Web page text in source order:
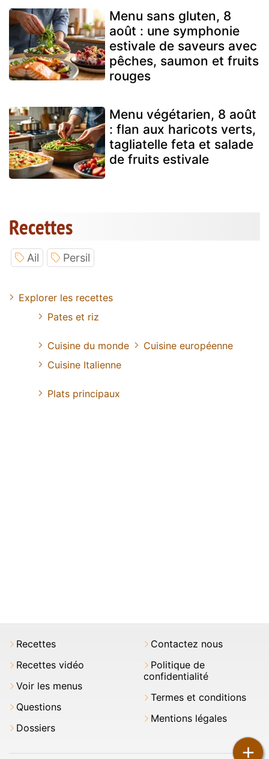
+
Menu sans gluten, 8
août : une symphonie
estivale de saveurs avec
pêches, saumon et fruits
rouges
Menu végétarien, 8 août
: flan aux haricots verts,
tagliatelle feta et salade
de fruits estivale
Recettes
Ail Persil
Explorer les recettes
Pates et riz
Cuisine du monde
Cuisine européenne
Cuisine Italienne
Plats principaux
Recettes
Recettes vidéo
Voir les menus
Questions
Dossiers
Contactez nous
Politique de
confidentialité
Termes et conditions
Mentions légales